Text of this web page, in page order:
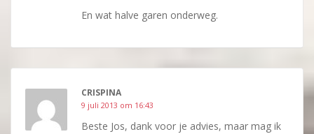
En wat halve garen onderweg.
CRISPINA
9 juli 2013 om 16:43
Beste Jos, dank voor je advies, maar mag ik